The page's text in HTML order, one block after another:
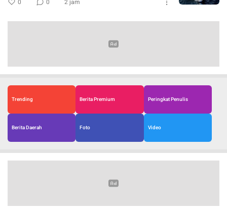
0 0 2 jam
Trending Berita Premium Peringkat Penulis
Berita Daerah Foto Video